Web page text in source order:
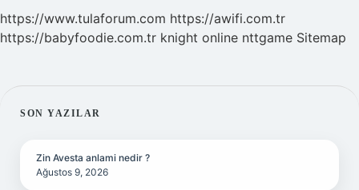
https://www.tulaforum.com https://awifi.com.tr
https://babyfoodie.com.tr knight online nttgame Sitemap
SIDEBAR
SON YAZILAR
Zin Avesta anlami nedir ?
Ağustos 9, 2026